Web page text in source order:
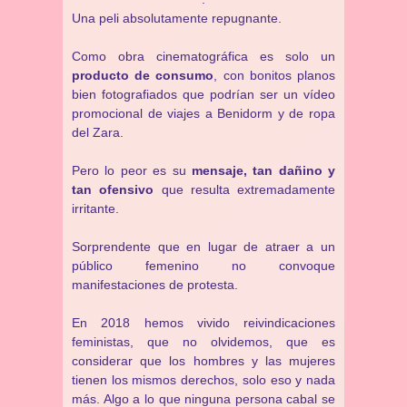
Una peli absolutamente repugnante.
Como obra cinematográfica es solo un
producto de consumo , con bonitos planos
bien fotografiados que podrían ser un vídeo
promocional de viajes a Benidorm y de ropa
del Zara.
Pero lo peor es su mensaje, tan dañino y
tan ofensivo que resulta extremadamente
irritante.
Sorprendente que en lugar de atraer a un
público femenino no convoque
manifestaciones de protesta.
En 2018 hemos vivido reivindicaciones
feministas, que no olvidemos, que es
considerar que los hombres y las mujeres
tienen los mismos derechos, solo eso y nada
más. Algo a lo que ninguna persona cabal se